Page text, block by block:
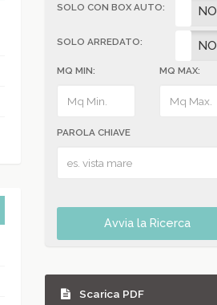
SOLO CON BOX AUTO:
SI NO
SOLO ARREDATO:SI NO
MQ MIN: MQ MAX:
PAROLA CHIAVE
Avvia la Ricerca
Scarica PDF